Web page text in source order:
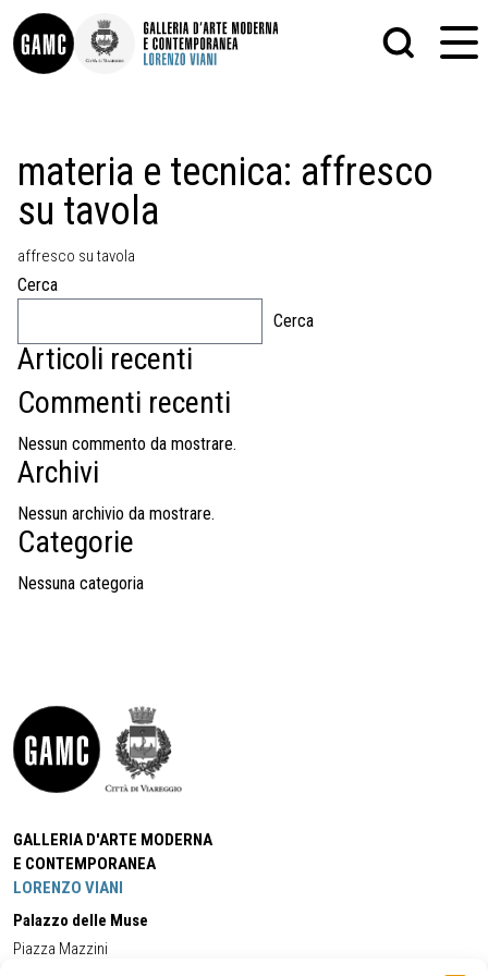
CONTATTI
DIDATTICA
SHOP
LE COLLEZIONI
GLI AUTORI
MOSTRE
EVENTI
PALAZZO DELLE MUSE
GRAFICA
PITTURA
materia e tecnica: affresco
su tavola
affresco su tavola
Cerca
Cerca
Articoli recenti
Commenti recenti
Nessun commento da mostrare.
Archivi
Nessun archivio da mostrare.
Categorie
Nessuna categoria
GALLERIA D'ARTE MODERNA
E CONTEMPORANEA
LORENZO VIANI
Palazzo delle Muse
Piazza Mazzini